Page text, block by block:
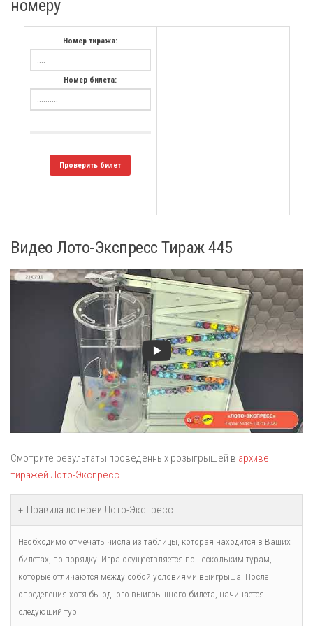
номеру
Номер тиража:
Номер билета:
Проверить билет
Видео Лото-Экспресс Тираж 445
Смотрите результаты проведенных розыгрышей в архиве
тиражей Лото-Экспресс.
Правила лотереи Лото-Экспресс
Необходимо отмечать числа из таблицы, которая находится в Ваших
билетах, по порядку. Игра осуществляется по нескольким турам,
которые отличаются между собой условиями выигрыша. После
определения хотя бы одного выигрышного билета, начинается
следующий тур.